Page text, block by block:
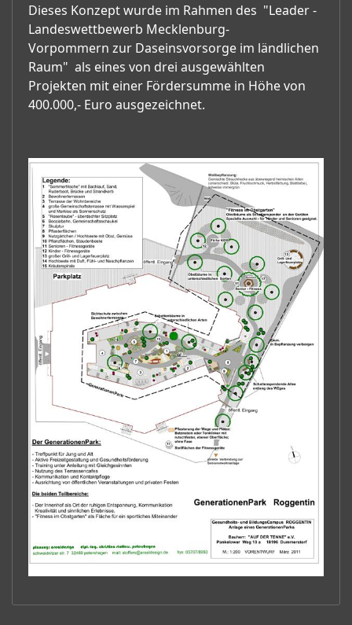
Dieses Konzept wurde im Rahmen des "Leader -
Landeswettbewerb Mecklenburg-
Vorpommern zur Daseinsvorsorge im ländlichen
Raum" als eines von drei ausgewählten
Projekten mit einer Fördersumme in Höhe von
400.000,- Euro ausgezeichnet.